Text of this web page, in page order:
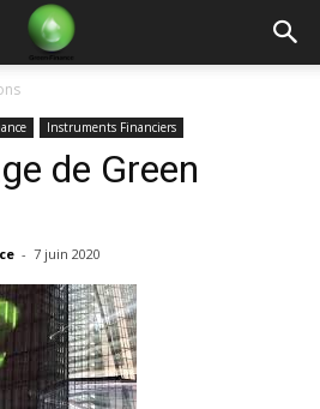
Instruments Financiers
de Green
- 7 juin 2020